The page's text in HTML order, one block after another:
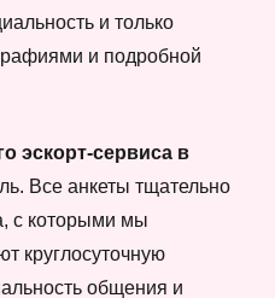
и только
и подробной
эскорт-сервиса в
Все анкеты тщательно
с которыми мы
круглосуточную
общения и